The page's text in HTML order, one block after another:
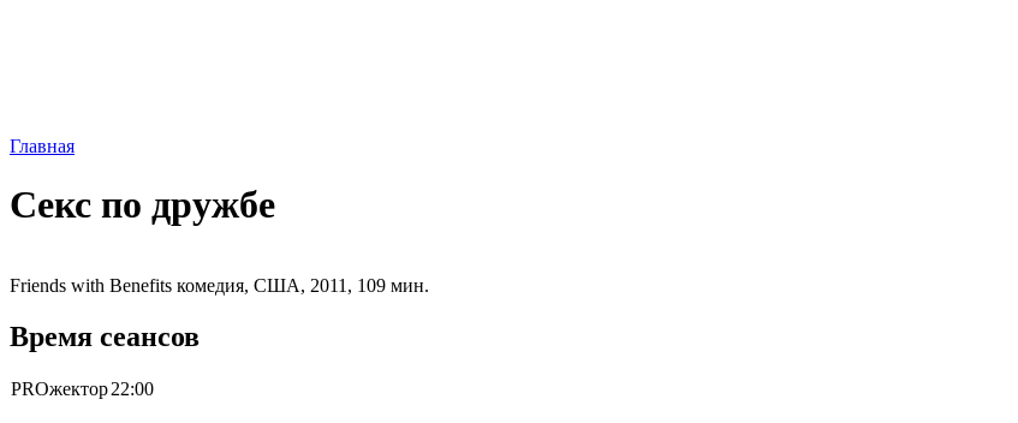
Главная
Секс по дружбе
Friends with Benefits комедия, США, 2011, 109 мин.
Время сеансов
PROжектор22:00